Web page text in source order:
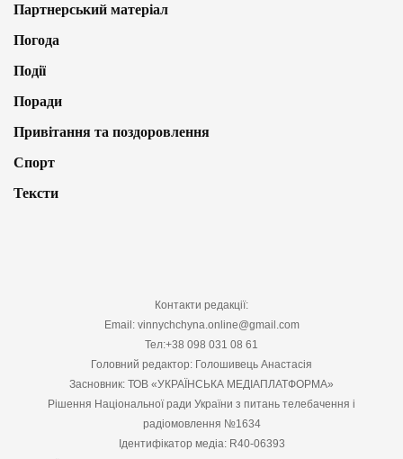
Партнерський матеріал
Погода
Події
Поради
Привітання та поздоровлення
Спорт
Тексти
Контакти редакції:
Email: vinnychchyna.online@gmail.com
Тел:+38 098 031 08 61
Головний редактор: Голошивець Анастасія
Засновник: ТОВ «УКРАЇНСЬКА МЕДІАПЛАТФОРМА»
Рішення Національної ради України з питань телебачення і
радіомовлення №1634
Ідентифікатор медіа: R40-06393